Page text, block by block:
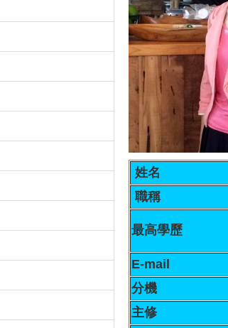
姓名
職稱
最高學歷
E-mail
分機
主修